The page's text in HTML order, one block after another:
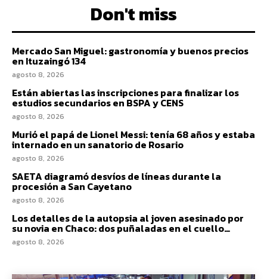
Don't miss
Mercado San Miguel: gastronomía y buenos precios
en Ituzaingó 134
agosto 8, 2026
Están abiertas las inscripciones para finalizar los
estudios secundarios en BSPA y CENS
agosto 8, 2026
Murió el papá de Lionel Messi: tenía 68 años y estaba
internado en un sanatorio de Rosario
agosto 8, 2026
SAETA diagramó desvíos de líneas durante la
procesión a San Cayetano
agosto 8, 2026
Los detalles de la autopsia al joven asesinado por
su novia en Chaco: dos puñaladas en el cuello…
agosto 8, 2026